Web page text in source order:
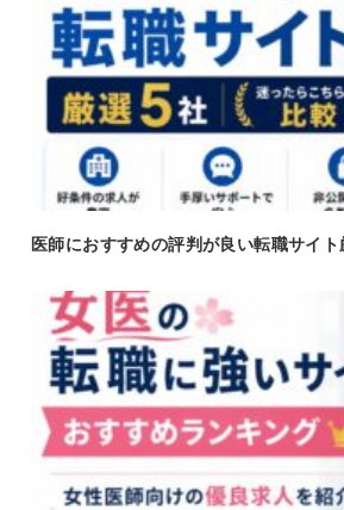
医師におすすめの評判が良い転職サイ